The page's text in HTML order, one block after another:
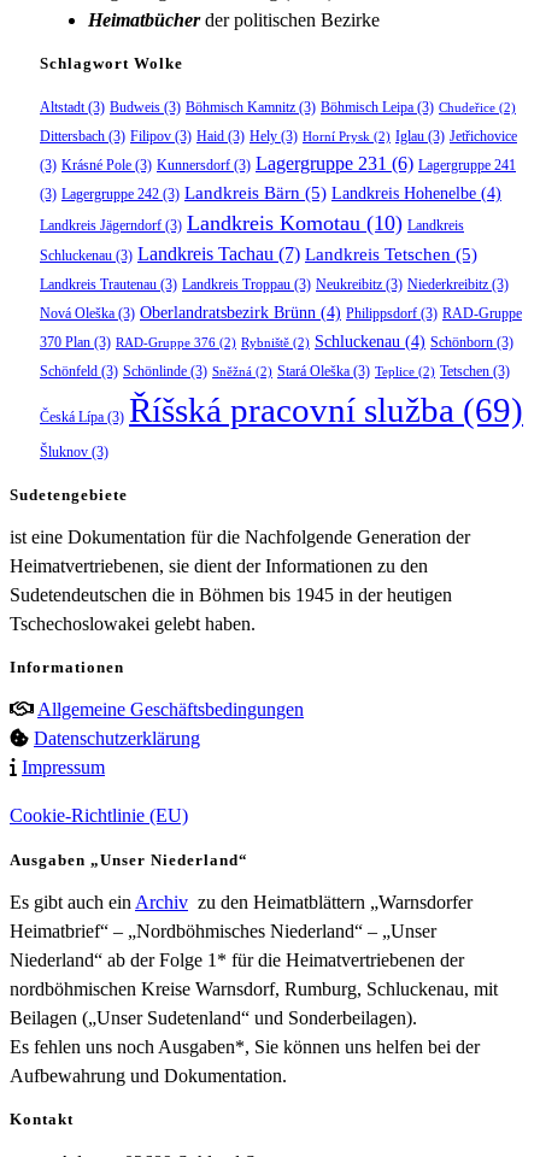
Heimatbücherder politischen Bezirke
Schlagwort Wolke
Altstadt(3) Budweis (3) Böhmisch Kamnitz (3) Böhmisch Leipa (3) Chudeřice (2)
Dittersbach (3) Filipov (3) Haid (3) Hely (3) Horní Prysk (2) Iglau (3) Jetřichovice
(3) Krásné Pole (3) Kunnersdorf (3) Lagergruppe 231 (6) Lagergruppe 241
(3) Lagergruppe 242 (3) Landkreis Bärn (5) Landkreis Hohenelbe (4)
Landkreis Jägerndorf (3) Landkreis Komotau (10) Landkreis
Schluckenau (3) Landkreis Tachau (7) Landkreis Tetschen (5)
Landkreis Trautenau (3) Landkreis Troppau (3) Neukreibitz (3) Niederkreibitz (3)
Nová Oleška (3) Oberlandratsbezirk Brünn (4) Philippsdorf (3) RAD-Gruppe
370 Plan (3) RAD-Gruppe 376 (2) Rybniště (2) Schluckenau (4) Schönborn (3)
Schönfeld (3) Schönlinde (3) Sněžná (2) Stará Oleška (3) Teplice (2) Tetschen (3)
Česká Lípa (3) Říšská pracovní služba (69)
Šluknov (3)
Sudetengebiete
ist eine Dokumentation für die Nachfolgende Generation der
Heimatvertriebenen, sie dient der Informationen zu den
Sudetendeutschen die in Böhmen bis 1945 in der heutigen
Tschechoslowakei gelebt haben.
Informationen
Allgemeine Geschäftsbedingungen
Datenschutzerklärung
Impressum
Cookie-Richtlinie (EU)
Ausgaben „Unser Niederland“
Es gibt auch ein Archiv zu den Heimatblättern „Warnsdorfer
Heimatbrief“ – „Nordböhmisches Niederland“ – „Unser
Niederland“ ab der Folge 1* für die Heimatvertriebenen der
nordböhmischen Kreise Warnsdorf, Rumburg, Schluckenau, mit
Beilagen („Unser Sudetenland“ und Sonderbeilagen).
Es fehlen uns noch Ausgaben*, Sie können uns helfen bei der
Aufbewahrung und Dokumentation.
Kontakt